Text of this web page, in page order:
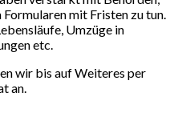
mit Fristen zu tun.
Umzüge in
etc.
wir bis auf Weiteres per
an.